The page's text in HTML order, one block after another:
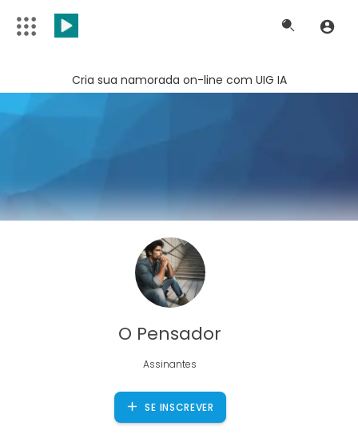
Cria sua namorada on-line com UIG IA
O Pensador
Assinantes
SE INSCREVER